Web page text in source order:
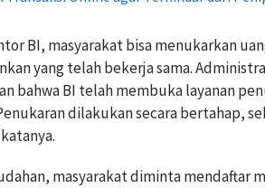
BI, masyarakat bisa menukarkan
yang telah bekerja sama.
bahwa BI telah membuka layanan
dilakukan secara bertahap,
masyarakat diminta mendaftar